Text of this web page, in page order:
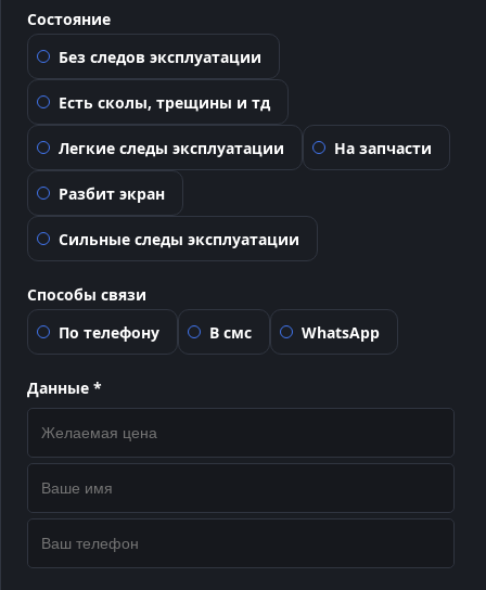
Состояние
Без следов эксплуатации
Есть сколы, трещины и тд
Легкие следы эксплуатации На запчасти
Разбит экран
Сильные следы эксплуатации
Способы связи
По телефону
В смс WhatsApp
Данные *